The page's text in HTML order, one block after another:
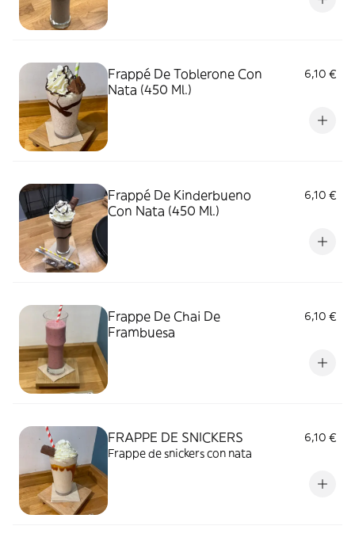
Frappé De Toblerone Con
Nata (450 Ml.)
6,10 €
Frappé De Kinderbueno
Con Nata (450 Ml.)
6,10 €
Frappe De Chai De
Frambuesa
6,10 €
FRAPPE DE SNICKERS
6,10 €
Frappe de snickers con nata